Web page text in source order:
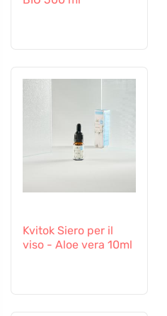
Kvitok Siero per il
viso - Aloe vera 10ml